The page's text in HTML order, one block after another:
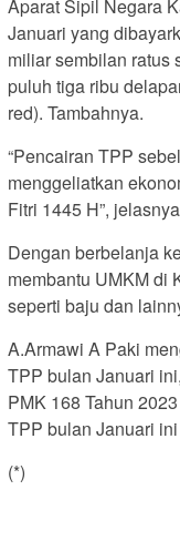
Aparat Sipil Negara
Januari yang
miliar sembilan ratus
puluh tiga ribu
red). Tambahnya.
“Pencairan TPP
menggeliatkan
Fitri 1445 H”,
Dengan berbelanja
membantu UMKM di
seperti baju dan
A.Armawi A Paki
TPP bulan Januari
PMK 168 Tahun
TPP bulan Januari
(*)